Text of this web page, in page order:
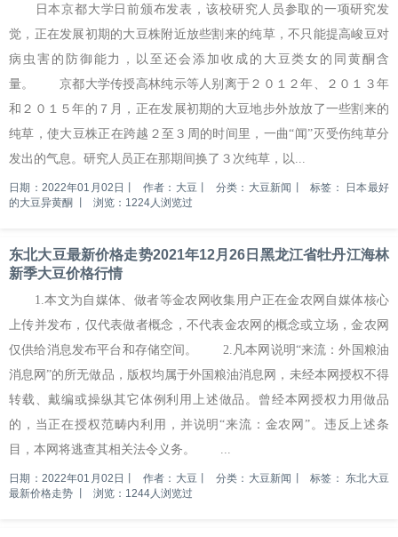
日本京都大学日前颁布发表，该校研究人员参取的一项研究发
觉，正在发展初期的大豆株附近放些割来的纯草，不只能提高峻豆对
病虫害的防御能力，以至还会添加收成的大豆类女的同黄酮含
量。 京都大学传授高林纯示等人别离于２０１２年、２０１３年
和２０１５年的７月，正在发展初期的大豆地步外放放了一些割来的
纯草，使大豆株正在跨越２至３周的时间里，一曲“闻”灭受伤纯草分
发出的气息。研究人员正在那期间换了３次纯草，以...
日期：2022年01月02日 作者：大豆 分类：大豆新闻 标签：
日本最好
的大豆异黄酮
浏览：1224人浏览过
东北大豆最新价格走势2021年12月26日黑龙江省牡丹江海林
新季大豆价格行情
1.本文为自媒体、做者等金农网收集用户正在金农网自媒体核心
上传并发布，仅代表做者概念，不代表金农网的概念或立场，金农网
仅供给消息发布平台和存储空间。 2.凡本网说明“来流：外国粮油
消息网”的所无做品，版权均属于外国粮油消息网，未经本网授权不得
转载、戴编或操纵其它体例利用上述做品。曾经本网授权力用做品
的，当正在授权范畴内利用，并说明“来流：金农网”。违反上述条
目，本网将逃查其相关法令义务。 ...
日期：2022年01月02日 作者：大豆 分类：大豆新闻 标签： 东北大豆
最新价格走势
浏览：1244人浏览过